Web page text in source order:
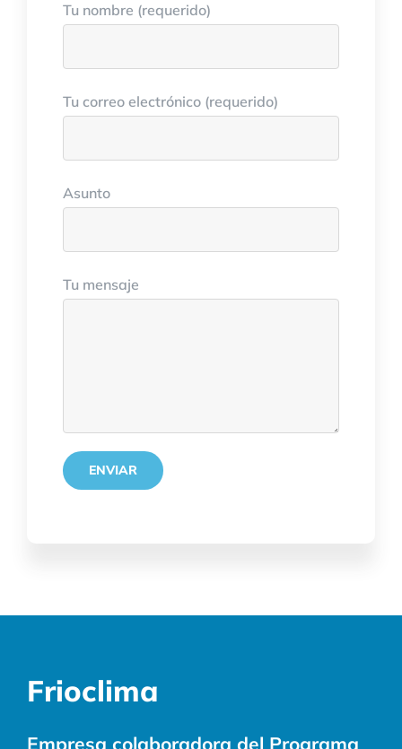
Tu nombre (requerido)
Tu correo electrónico (requerido)
Asunto
Tu mensaje
Frioclima
Empresa colaboradora del Programa